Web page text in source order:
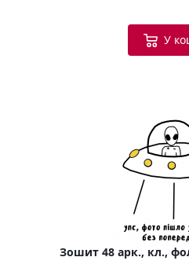
У
Зошит 48 арк., кл.,